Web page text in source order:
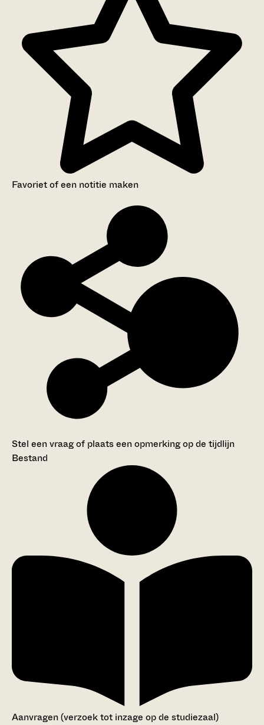
Favoriet of een notitie maken
Stel een vraag of plaats een opmerking op de tijdlijn
Bestand
Aanvragen (verzoek tot inzage op de studiezaal)